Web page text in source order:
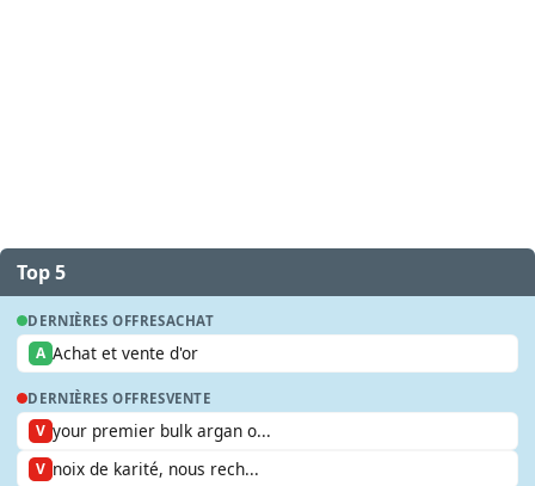
Top 5
DERNIÈRES OFFRESACHAT
A Achat et vente d'or
DERNIÈRES OFFRESVENTE
V your premier bulk argan o...
V noix de karité, nous rech...